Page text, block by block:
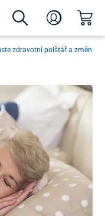
zdravotní polštář a změnu